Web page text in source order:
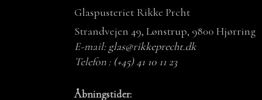
Glaspusteriet Rikke Prcht
Strandvejen 49, Lønstrup, 9800 Hjørring
E-mail: glas@rikkeprecht.dk
Telefon : (+45) 41 10 11 23
Åbningstider: